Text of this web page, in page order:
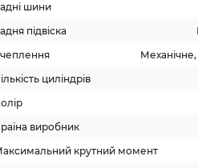
шини
підвіска
циліндрів
виробник
крутний момент